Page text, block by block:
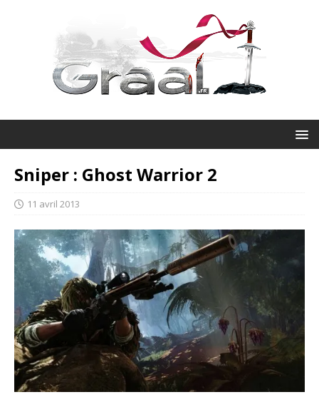
Sniper : Ghost Warrior 2
11 avril 2013